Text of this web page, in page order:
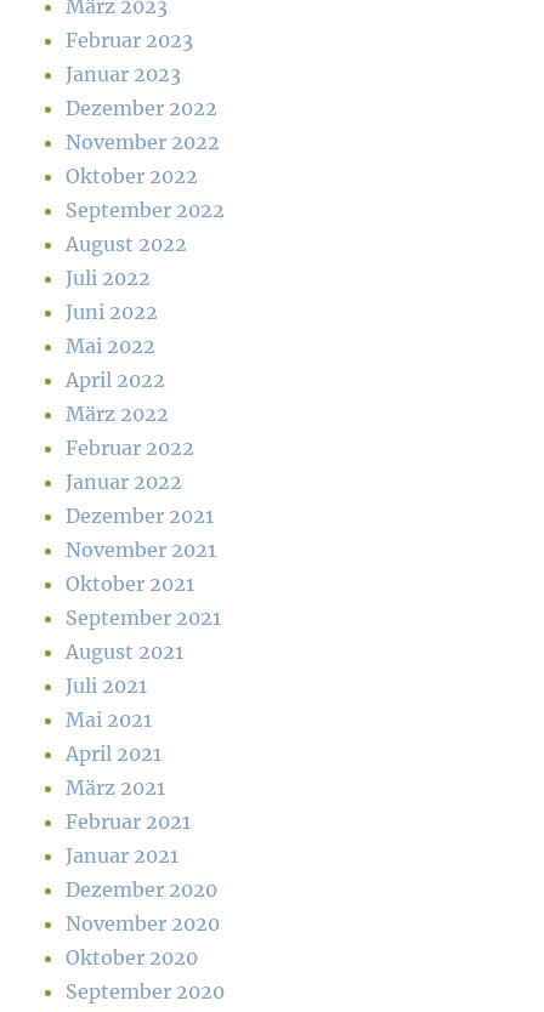
März 2023
Februar 2023
Januar 2023
Dezember 2022
November 2022
Oktober 2022
September 2022
August 2022
Juli 2022
Juni 2022
Mai 2022
April 2022
März 2022
Februar 2022
Januar 2022
Dezember 2021
November 2021
Oktober 2021
September 2021
August 2021
Juli 2021
Mai 2021
April 2021
März 2021
Februar 2021
Januar 2021
Dezember 2020
November 2020
Oktober 2020
September 2020